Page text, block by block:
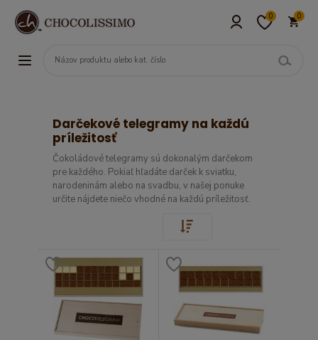
0 0
Darčekové telegramy na každú
príležitosť
Čokoládové telegramy sú dokonalým darčekom
pre každého. Pokiaľ hľadáte darček k sviatku,
narodeninám alebo na svadbu, v našej ponuke
určite nájdete niečo vhodné na každú príležitosť.